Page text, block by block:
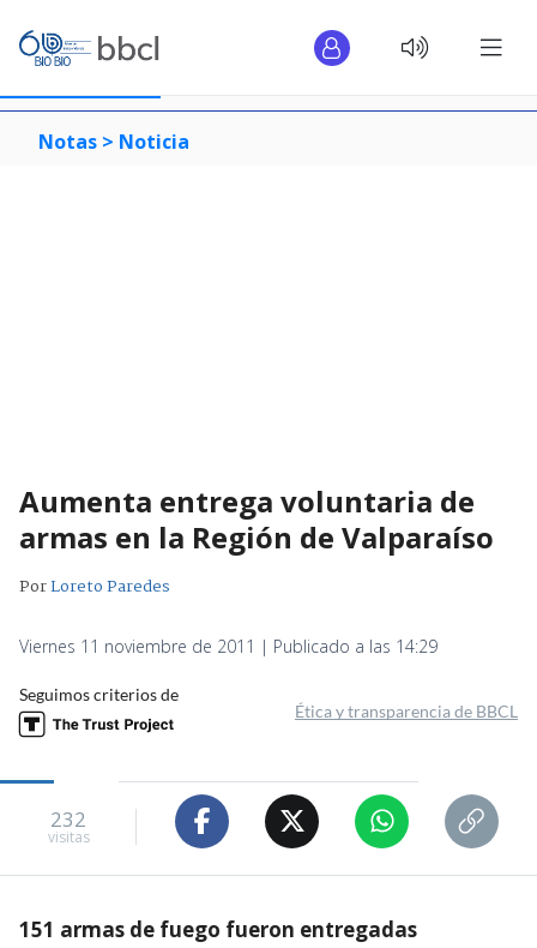
Notas > Noticia
Aumenta entrega voluntaria de
armas en la Región de Valparaíso
PorLoreto Paredes
Viernes 11 noviembre de 2011 | Publicado a las 14:29
Seguimos criterios de
Ética y transparencia de BBCL
232
visitas
151 armas de fuego fueron entregadas